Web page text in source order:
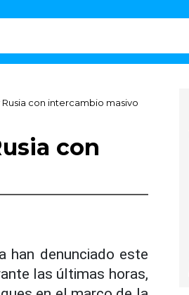
con intercambio masivo
con
han denunciado este
las últimas horas,